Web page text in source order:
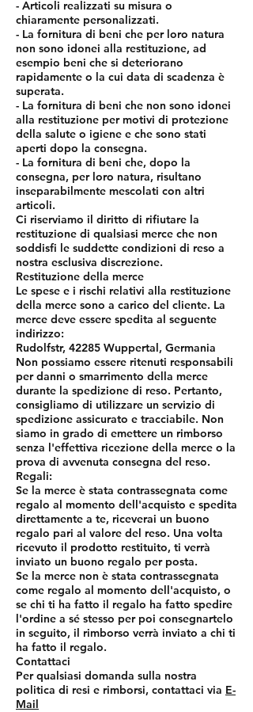
- Articoli realizzati su misura o
chiaramente personalizzati.
- La fornitura di beni che per loro natura
non sono idonei alla restituzione, ad
esempio beni che si deteriorano
rapidamente o la cui data di scadenza è
superata.
- La fornitura di beni che non sono idonei
alla restituzione per motivi di protezione
della salute o igiene e che sono stati
aperti dopo la consegna.
- La fornitura di beni che, dopo la
consegna, per loro natura, risultano
inseparabilmente mescolati con altri
articoli.
Ci riserviamo il diritto di rifiutare la
restituzione di qualsiasi merce che non
soddisfi le suddette condizioni di reso a
nostra esclusiva discrezione.
Restituzione della merce
Le spese e i rischi relativi alla restituzione
della merce sono a carico del cliente. La
merce deve essere spedita al seguente
indirizzo:
Rudolfstr, 42285 Wuppertal, Germania
Non possiamo essere ritenuti responsabili
per danni o smarrimento della merce
durante la spedizione di reso. Pertanto,
consigliamo di utilizzare un servizio di
spedizione assicurato e tracciabile. Non
siamo in grado di emettere un rimborso
senza l'effettiva ricezione della merce o la
prova di avvenuta consegna del reso.
Regali:
Se la merce è stata contrassegnata come
regalo al momento dell'acquisto e spedita
direttamente a te, riceverai un buono
regalo pari al valore del reso. Una volta
ricevuto il prodotto restituito, ti verrà
inviato un buono regalo per posta.
Se la merce non è stata contrassegnata
come regalo al momento dell'acquisto, o
se chi ti ha fatto il regalo ha fatto spedire
l'ordine a sé stesso per poi consegnartelo
in seguito, il rimborso verrà inviato a chi ti
ha fatto il regalo.
Contattaci
Per qualsiasi domanda sulla nostra
politica di resi e rimborsi, contattaci via E-
Mail